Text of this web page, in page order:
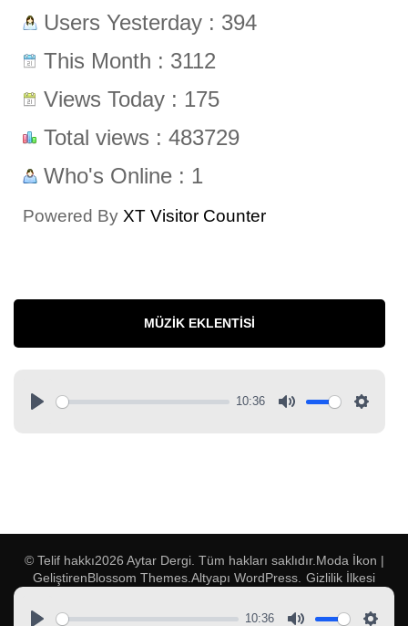
Users Yesterday : 394
This Month : 3112
Views Today : 175
Total views : 483729
Who's Online : 1
Powered By XT Visitor Counter
MÜZIK EKLENTISI
10:36
© Telif hakkı2026 Aytar Dergi. Tüm hakları saklıdır. Moda İkon |
GeliştirenBlossom Themes .Altyapı WordPress Gizlilik İlkesi
10:36